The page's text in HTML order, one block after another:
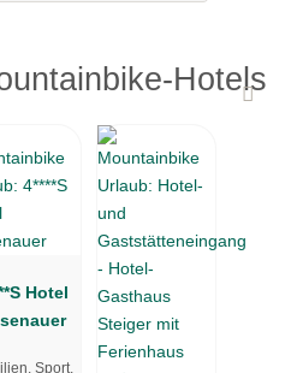
Hotels
Hotel
Sport.